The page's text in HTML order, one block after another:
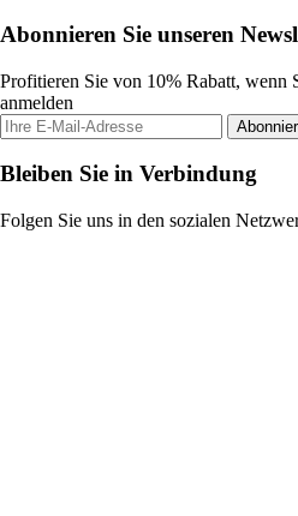
Abonnieren Sie unseren
Profitieren Sie von 10% Rabatt, wenn
anmelden
Bleiben Sie in Verbindung
Folgen Sie uns in den sozialen